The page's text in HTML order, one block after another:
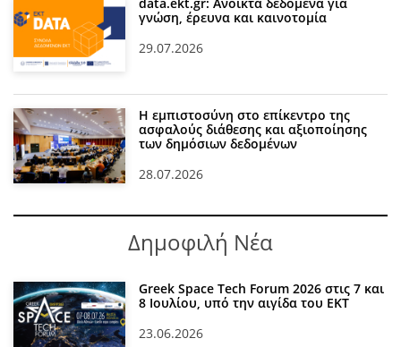
data.ekt.gr: Ανοικτά δεδομένα για
γνώση, έρευνα και καινοτομία
29.07.2026
Η εμπιστοσύνη στο επίκεντρο της
ασφαλούς διάθεσης και αξιοποίησης
των δημόσιων δεδομένων
28.07.2026
Δημοφιλή Νέα
Greek Space Tech Forum 2026 στις 7 και
8 Ιουλίου, υπό την αιγίδα του ΕΚΤ
23.06.2026